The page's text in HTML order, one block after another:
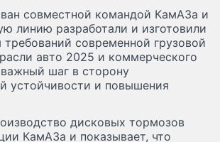
совместной командой КамАЗа и
линию разработали и изготовили
требований современной грузовой
авто 2025 и коммерческого
шаг в сторону
устойчивости и повышения
дисковых тормозов
КамАЗа и показывает, что